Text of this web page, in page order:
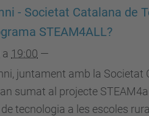
- Societat Catalana de
STEAM4ALL?
a 19:00 —
juntament amb la Societat
sumat al projecte
tecnologia a les escoles